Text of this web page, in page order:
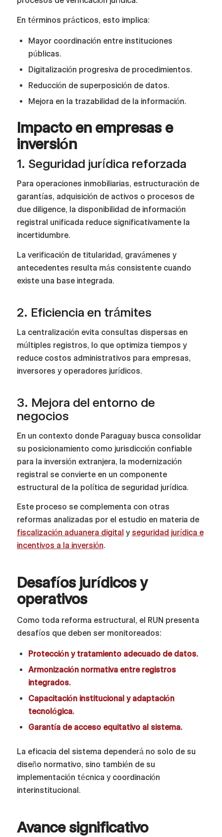
En términos prácticos, esto implica:
Mayor coordinación entre instituciones
públicas.
Digitalización progresiva de procedimientos.
Reducción de superposición de datos.
Mejora en la trazabilidad de la información.
Impacto en empresas e
inversión
1. Seguridad jurídica reforzada
Para operaciones inmobiliarias, estructuración de
garantías, adquisición de activos o procesos de
due diligence, la disponibilidad de información
registral unificada reduce significativamente la
incertidumbre.
La verificación de titularidad, gravámenes y
antecedentes resulta más consistente cuando
existe una base integrada.
2. Eficiencia en trámites
La centralización evita consultas dispersas en
múltiples registros, lo que optimiza tiempos y
reduce costos administrativos para empresas,
inversores y operadores jurídicos.
3. Mejora del entorno de
negocios
En un contexto donde Paraguay busca consolidar
su posicionamiento como jurisdicción confiable
para la inversión extranjera, la modernización
registral se convierte en un componente
estructural de la política de seguridad jurídica.
Este proceso se complementa con otras
reformas analizadas por el estudio en materia de
fiscalización aduanera digital y seguridad jurídica e
incentivos a la inversión.
Desafíos jurídicos y
operativos
Como toda reforma estructural, el RUN presenta
desafíos que deben ser monitoreados:
Protección y tratamiento adecuado de datos.
Armonización normativa entre registros
integrados.
Capacitación institucional y adaptación
tecnológica.
Garantía de acceso equitativo al sistema.
La eficacia del sistema dependerá no solo de su
diseño normativo, sino también de su
implementación técnica y coordinación
interinstitucional.
Avance significativo